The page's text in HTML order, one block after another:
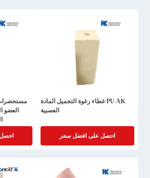
PU AK غطاء رغوة التجميل المادة
العصبية
احصل على افضل سعر
مستحضرات
العضو